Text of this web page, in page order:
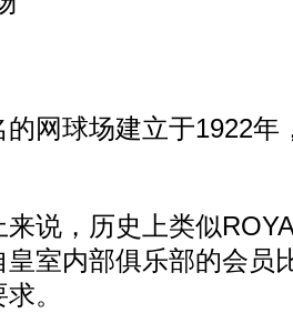
球场建立于1922年
，历史上类似
室内部俱乐部的会员
。